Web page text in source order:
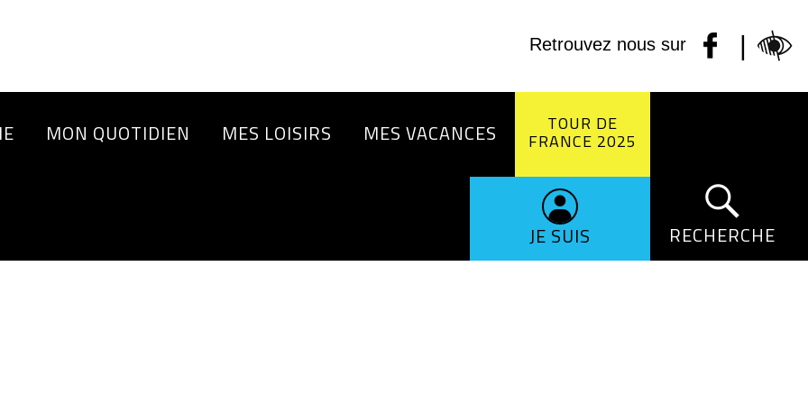
Retrouvez nous sur |
MON QUOTIDIEN MES LOISIRS MES VACANCES TOUR DE
FRANCE 2025
JE SUIS RECHERCHE